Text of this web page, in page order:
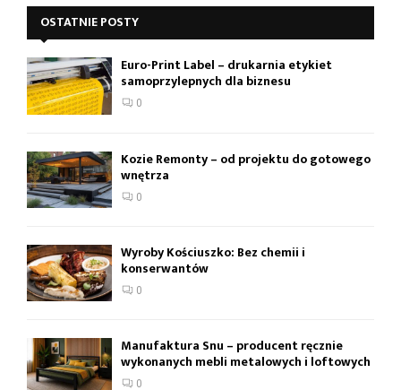
OSTATNIE POSTY
Euro-Print Label – drukarnia etykiet
samoprzylepnych dla biznesu
0
Kozie Remonty – od projektu do gotowego
wnętrza
0
Wyroby Kościuszko: Bez chemii i
konserwantów
0
Manufaktura Snu – producent ręcznie
wykonanych mebli metalowych i loftowych
0